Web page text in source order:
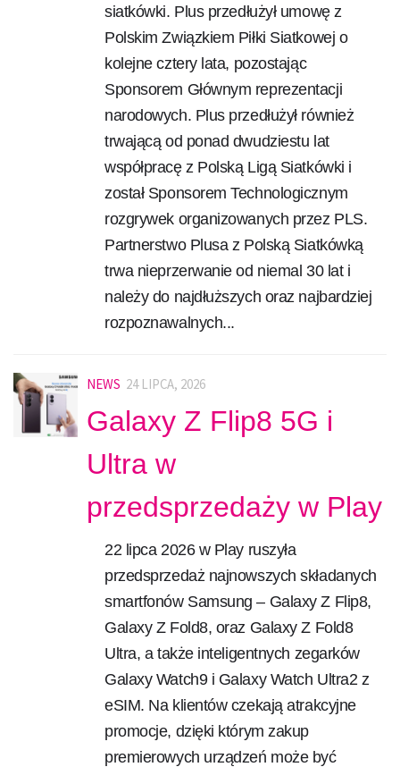
siatkówki. Plus przedłużył umowę z
Polskim Związkiem Piłki Siatkowej o
kolejne cztery lata, pozostając
Sponsorem Głównym reprezentacji
narodowych. Plus przedłużył również
trwającą od ponad dwudziestu lat
współpracę z Polską Ligą Siatkówki i
został Sponsorem Technologicznym
rozgrywek organizowanych przez PLS.
Partnerstwo Plusa z Polską Siatkówką
trwa nieprzerwanie od niemal 30 lat i
należy do najdłuższych oraz najbardziej
rozpoznawalnych...
NEWS 24 LIPCA, 2026
Galaxy Z Flip8 5G i
Ultra w
przedsprzedaży w Play
22 lipca 2026 w Play ruszyła
przedsprzedaż najnowszych składanych
smartfonów Samsung – Galaxy Z Flip8,
Galaxy Z Fold8, oraz Galaxy Z Fold8
Ultra, a także inteligentnych zegarków
Galaxy Watch9 i Galaxy Watch Ultra2 z
eSIM. Na klientów czekają atrakcyjne
promocje, dzięki którym zakup
premierowych urządzeń może być